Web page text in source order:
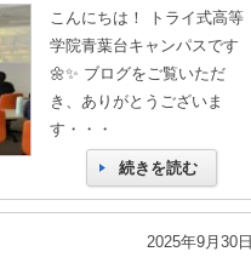
こんにちは！ トライ式高等
学院青葉台キャンパスです
🌼✨ ブログをご覧いただ
き、ありがとうございま
す・・・
続きを読む
2025年9月30日